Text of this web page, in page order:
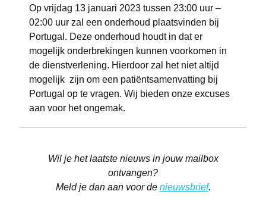
Op vrijdag 13 januari 2023 tussen 23:00 uur –
02:00 uur zal een onderhoud plaatsvinden bij
Portugal. Deze onderhoud houdt in dat er
mogelijk onderbrekingen kunnen voorkomen in
de dienstverlening. Hierdoor zal het niet altijd
mogelijk zijn om een patiëntsamenvatting bij
Portugal op te vragen. Wij bieden onze excuses
aan voor het ongemak.
Wil je het laatste nieuws in jouw mailbox
ontvangen?
Meld je dan aan voor de nieuwsbrief.